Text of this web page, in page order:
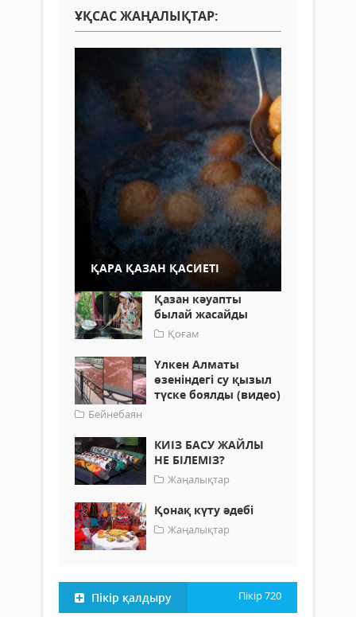
ҰҚСАС ЖАҢАЛЫҚТАР:
ҚАРА ҚАЗАН ҚАСИЕТІ
Қазан кәуапты
былай жасайды
Қоғам
Үлкен Алматы
өзеніндегі су қызыл
түске боялды (видео)
Бейнебаян
КИІЗ БАСУ ЖАЙЛЫ
НЕ БІЛЕМІЗ?
Жаңалықтар
Қонақ күту әдебі
Жаңалықтар
Пікір қалдыру Пікір720